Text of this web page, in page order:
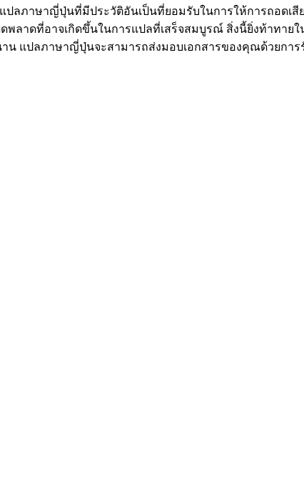
ปลภาษาญี่ปุ่นที่มีประวัติอันเป็นที่ยอมรับในการให้การถอด
าดที่อาจเกิดขึ้นในการแปลที่เสร็จสมบูรณ์ สิ่งนี้ยิ่งท้าทาย
แปลภาษาญี่ปุ่นจะสามารถส่งมอบเอกสารของคุณด้วยการ